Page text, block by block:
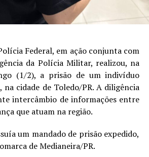
Federal, em ação conjunta com
da Polícia Militar, realizou, na
(1/2), a prisão de um indivíduo
cidade de Toledo/PR. A diligência
intercâmbio de informações entre
que atuam na região.
um mandado de prisão expedido,
de Medianeira/PR.